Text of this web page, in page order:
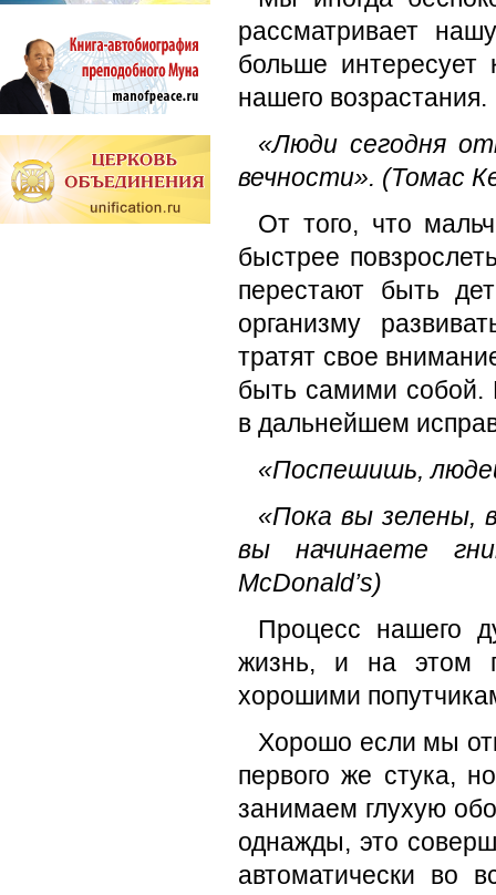
рассматривает
больше интересует
нашего возрастания.
«Люди сегодня
вечности». (Томас
От того, что
быстрее
перестают быть
организму
тратят свое
быть самими собой.
в дальнейшем
«Поспешишь,
«Пока вы зелены,
вы начинаете
McDonald’s)
Процесс нашего
жизнь, и на этом
хорошими
Хорошо если мы
первого же стука,
занимаем глухую
однажды, это
автоматически во